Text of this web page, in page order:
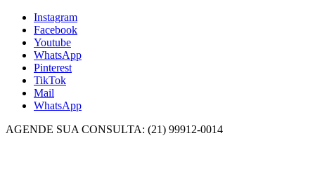
Instagram
Facebook
Youtube
WhatsApp
Pinterest
TikTok
Mail
WhatsApp
AGENDE SUA CONSULTA: (21) 99912-0014